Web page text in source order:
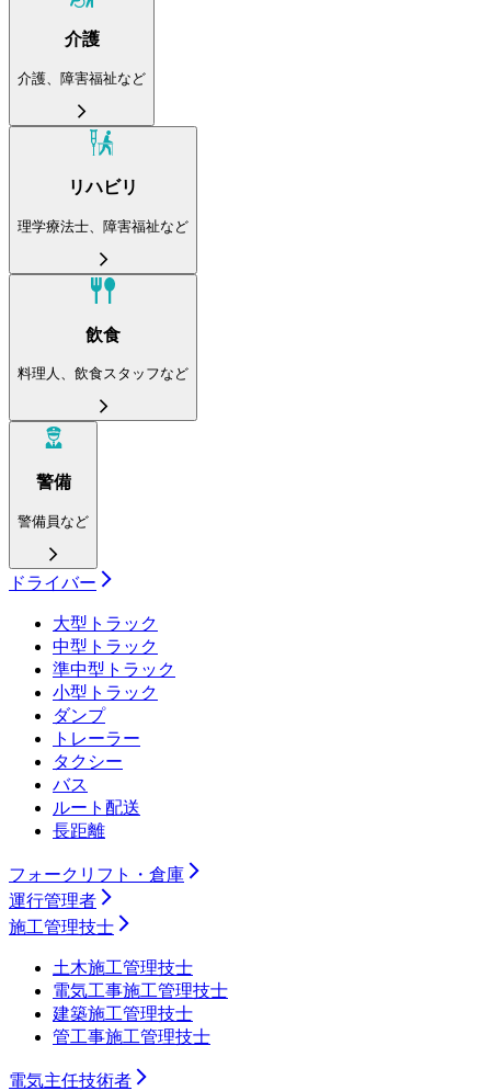
介護
介護、障害福祉など
リハビリ
理学療法士、障害福祉など
飲食
料理人、飲食スタッフなど
警備
警備員など
ドライバー
大型トラック
中型トラック
準中型トラック
小型トラック
ダンプ
トレーラー
タクシー
バス
ルート配送
長距離
フォークリフト・倉庫
運行管理者
施工管理技士
土木施工管理技士
電気工事施工管理技士
建築施工管理技士
管工事施工管理技士
電気主任技術者